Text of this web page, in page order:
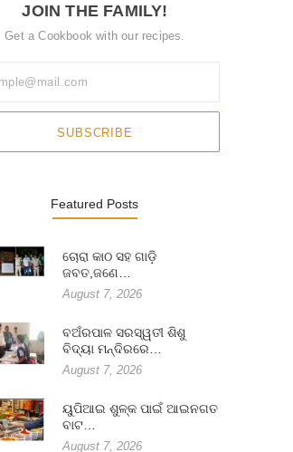
JOIN THE FAMILY!
Get a Cookbook with our recipes.
SUBSCRIBE
Featured Posts
ଚୋରା କାଠ ସହ ଗାଡ଼ି
ଜବତ,ଜଣେ…
August 7, 2026
ବଅଁରପାଳ ସରସ୍ୱତୀ ଶିଶୁ
ବିଦ୍ୟା ମନ୍ଦିରରେ…
August 7, 2026
ୟୁପିଆଇ ଶୁଳ୍କ ପାଇଁ ଆଇନଗତ
ବାଟ…
August 7, 2026